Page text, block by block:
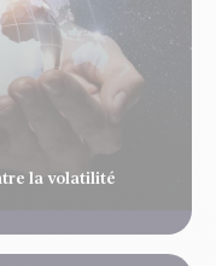
la volatilité